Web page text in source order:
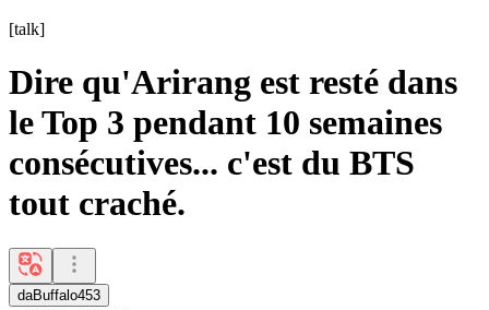
[talk]
Dire qu'Arirang est resté dans
le Top 3 pendant 10 semaines
consécutives... c'est du BTS
tout craché.
daBuffalo453